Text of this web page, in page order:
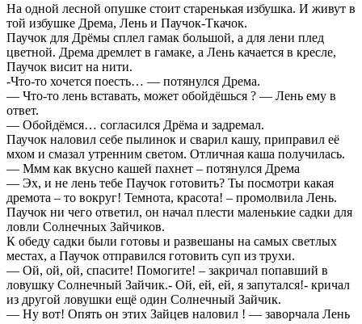
На одной лесной опушке стоит старенькая избушка. И живут в
той избушке Дрема, Лень и Паучок-Ткачок.
Паучок для Дрёмы сплел гамак большой, а для лени плед
цветной. Дрема дремлет в гамаке, а Лень качается в кресле,
Паучок висит на нити.
-Что-то хочется поесть… — потянулся Дрема.
— Что-то лень вставать, может обойдёшься ? — Лень ему в
ответ.
— Обойдёмся… согласился Дрёма и задремал.
Паучок наловил себе пылинок и сварил кашу, приправил её
мхом и смазал утренним светом. Отличная каша получилась.
— Ммм как вкусно кашей пахнет – потянулся Дрема
— Эх, и не лень тебе Паучок готовить? Ты посмотри какая
дремота – то вокруг! Темнота, красота! – промолвила Лень.
Паучок ни чего ответил, он начал плести маленькие садки для
ловли Солнечных Зайчиков.
К обеду садки были готовы и развешаны на самых светлых
местах, а Паучок отправился готовить суп из трухи.
— Ой, ой, ой, спасите! Помогите! – закричал попавший в
ловушку Солнечный Зайчик.- Ой, ей, ей, я запутался!- кричал
из другой ловушки ещё один Солнечный Зайчик.
— Ну вот! Опять он этих Зайцев наловил ! — заворчала Лень